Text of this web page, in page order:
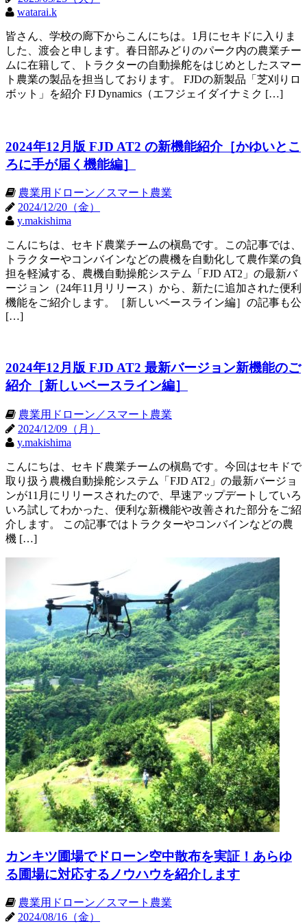
watarai.k
皆さん、学校の廊下からこんにちは。1月にセキドに入りま
した、渡会と申します。春日部みどりのパーク内の農業チー
ムに在籍して、トラクターの自動操舵をはじめとしたスマー
ト農業の製品を担当しております。 FJDの新製品「芝刈りロ
ボット」を紹介 FJ Dynamics（エフジェイダイナミク […]
2024年12月版 FJD AT2 の新機能紹介［かゆいとこ
ろに手が届く機能編］
農業用ドローン／スマート農業
2024/12/20（金）
y.makishima
こんにちは、セキド農業チームの槇島です。この記事では、
トラクターやコンバインなどの農機を自動化して農作業の負
担を軽減する、農機自動操舵システム「FJD AT2」の最新バ
ージョン（24年11月リリース）から、新たに追加された便利
機能をご紹介します。［新しいベースライン編］の記事も公
[…]
2024年12月版 FJD AT2 最新バージョン新機能のご
紹介［新しいベースライン編］
農業用ドローン／スマート農業
2024/12/09（月）
y.makishima
こんにちは、セキド農業チームの槇島です。今回はセキドで
取り扱う農機自動操舵システム「FJD AT2」の最新バージョ
ンが11月にリリースされたので、早速アップデートしていろ
いろ試してわかった、便利な新機能や改善された部分をご紹
介します。 この記事ではトラクターやコンバインなどの農
機 […]
カンキツ圃場でドローン空中散布を実証！あらゆ
る圃場に対応するノウハウを紹介します
農業用ドローン／スマート農業
2024/08/16（金）